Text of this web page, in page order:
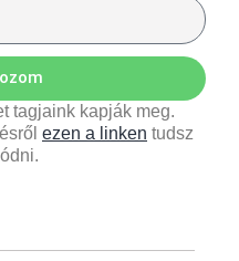
tagjaink kapják meg.
ezen a linken tudsz